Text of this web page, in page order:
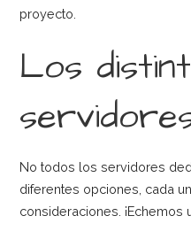
proyecto.
Los
No todos los servidores
diferentes opciones, cada
consideraciones. ¡Echemos